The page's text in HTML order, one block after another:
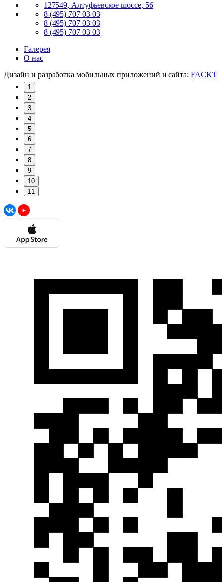
1
2
3
4
5
6
7
8
9
10
11
127549, Алтуфьевское шоссе, 56
8 (495) 707 03 03
8 (495) 707 03 03
8 (495) 707 03 03
Галерея
О нас
Дизайн и разработка мобильных приложений и сайта: FACKT